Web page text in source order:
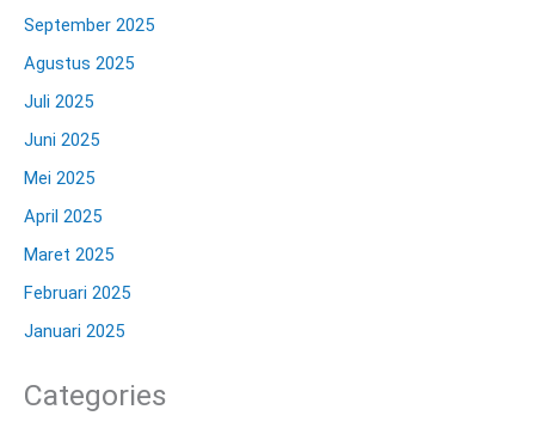
September 2025
Agustus 2025
Juli 2025
Juni 2025
Mei 2025
April 2025
Maret 2025
Februari 2025
Januari 2025
Categories